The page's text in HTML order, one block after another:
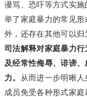
谩骂、恐吓等方式实施
举了家庭暴力的常见
外，还存在其他可以归
司法解释对家庭暴力
及经常性侮辱、诽谤
力。
从而进一步明晰
成员免受各种形式家庭